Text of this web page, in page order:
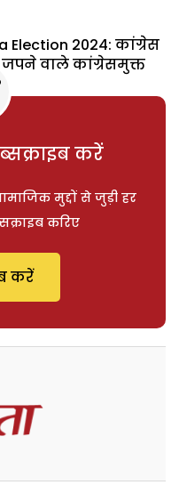
Election 2024: कांग्रेस
वाले कांग्रेसमुक्त
करें
मुद्दों से जुड़ी हर
करिए
करें